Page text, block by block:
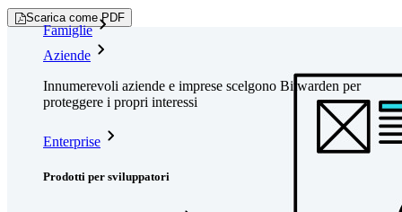
Famiglie
Aziende
Innumerevoli aziende e imprese scelgono Bitwarden per
proteggere i propri interessi
Enterprise
Prodotti per sviluppatori
Scarica come PDF